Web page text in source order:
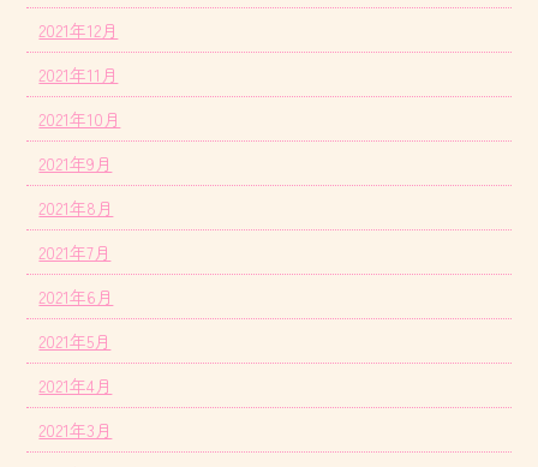
2021年12月
2021年11月
2021年10月
2021年9月
2021年8月
2021年7月
2021年6月
2021年5月
2021年4月
2021年3月